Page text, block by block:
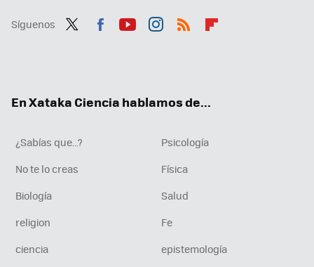
Síguenos
En Xataka Ciencia hablamos de...
¿Sabías que...?
Psicología
No te lo creas
Física
Biología
Salud
religion
Fe
ciencia
epistemología